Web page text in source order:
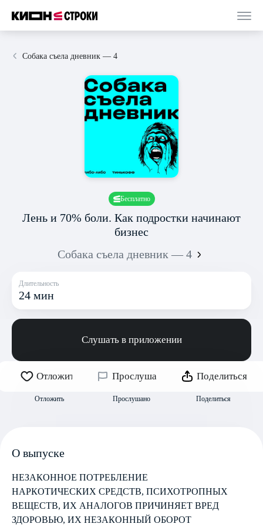
Собака съела дневник — 4
Бесплатно
Лень и 70% боли. Как подростки начинают
бизнес
Собака съела дневник — 4
Длительность
24 мин
Слушать в приложении
Отложить
Отложить
Прослушано
Прослушано
Поделиться
Поделиться
О выпуске
НЕЗАКОННОЕ ПОТРЕБЛЕНИЕ
НАРКОТИЧЕСКИХ СРЕДСТВ, ПСИХОТРОПНЫХ
ВЕЩЕСТВ, ИХ АНАЛОГОВ ПРИЧИНЯЕТ ВРЕД
ЗДОРОВЬЮ, ИХ НЕЗАКОННЫЙ ОБОРОТ